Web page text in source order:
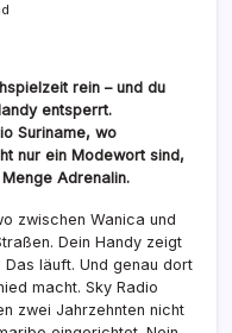
rein – und du
entsperrt.
Suriname, wo
nur ein Modewort sind,
Adrenalin.
zwischen Wanica und
Dein Handy zeigt
läuft. Und genau dort
macht. Sky Radio
zwei Jahrzehnten nicht